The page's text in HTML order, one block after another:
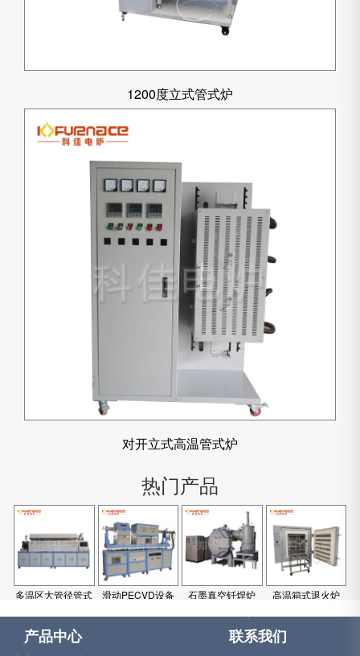
1200度立式管式炉
对开立式高温管式炉
热门产品
多温区大管径管式
滑动PECVD设备 石墨真空钎焊炉 高温箱式退火炉
产品中心 联系我们